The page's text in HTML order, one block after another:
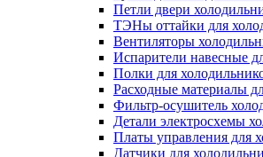
Петли двери
ТЭНы оттайки для
Вентиляторы
Испарители навесные
Полки для
Расходные материалы
Фильтр-осушитель
Детали электросхемы
Платы управления для
Датчики для